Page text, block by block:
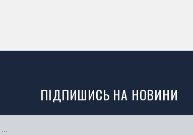
ПІДПИШИСЬ НА НОВИНИ